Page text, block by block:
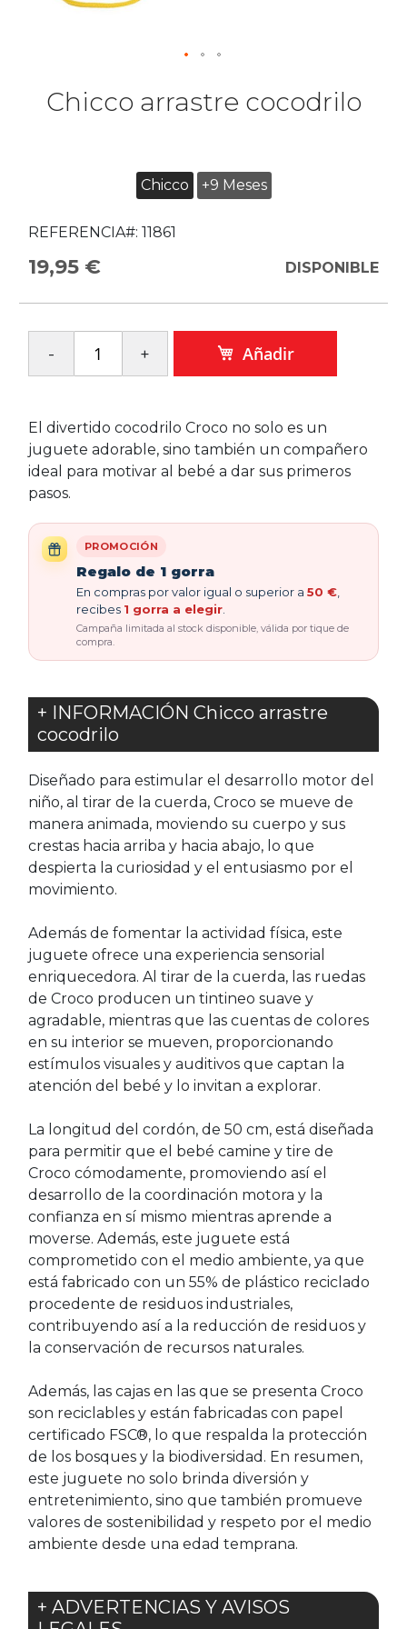
Chicco arrastre cocodrilo
Chicco +9 Meses
REFERENCIA#: 11861
19,95 € DISPONIBLE
Añadir
El divertido cocodrilo Croco no solo es un
juguete adorable, sino también un compañero
ideal para motivar al bebé a dar sus primeros
pasos.
PROMOCIÓN
Regalo de 1 gorra
En compras por valor igual o superior a 50 €
recibes 1 gorra a elegir
Campaña limitada al stock disponible, válida por tique de
compra.
+ INFORMACIÓN Chicco arrastre
cocodrilo
Diseñado para estimular el desarrollo motor del
niño, al tirar de la cuerda, Croco se mueve de
manera animada, moviendo su cuerpo y sus
crestas hacia arriba y hacia abajo, lo que
despierta la curiosidad y el entusiasmo por el
movimiento.
Además de fomentar la actividad física, este
juguete ofrece una experiencia sensorial
enriquecedora. Al tirar de la cuerda, las ruedas
de Croco producen un tintineo suave y
agradable, mientras que las cuentas de colores
en su interior se mueven, proporcionando
estímulos visuales y auditivos que captan la
atención del bebé y lo invitan a explorar.
La longitud del cordón, de 50 cm, está diseñada
para permitir que el bebé camine y tire de
Croco cómodamente, promoviendo así el
desarrollo de la coordinación motora y la
confianza en sí mismo mientras aprende a
moverse. Además, este juguete está
comprometido con el medio ambiente, ya que
está fabricado con un 55% de plástico reciclado
procedente de residuos industriales,
contribuyendo así a la reducción de residuos y
la conservación de recursos naturales.
Además, las cajas en las que se presenta Croco
son reciclables y están fabricadas con papel
certificado FSC®, lo que respalda la protección
de los bosques y la biodiversidad. En resumen,
este juguete no solo brinda diversión y
entretenimiento, sino que también promueve
valores de sostenibilidad y respeto por el medio
ambiente desde una edad temprana.
+ ADVERTENCIAS Y AVISOS